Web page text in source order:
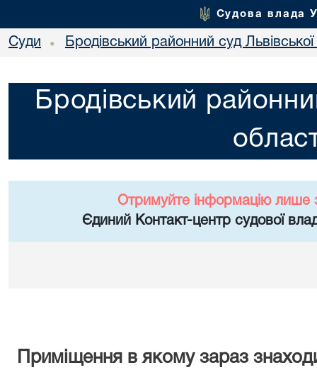
Судова влада
Суди • Бродівський районний суд Львівської
Бродівський
Отримуйте інформацію лише
Єдиний Контакт-центр судової
Приміщення в якому зараз